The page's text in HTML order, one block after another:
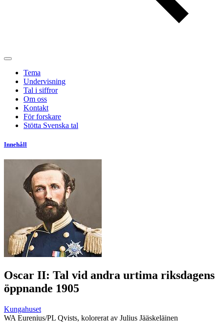
Tema
Undervisning
Tal i siffror
Om oss
Kontakt
För forskare
Stötta Svenska tal
Innehåll
Oscar II: Tal vid andra urtima riksdagens
öppnande 1905
Kungahuset
WA Eurenius/PL Qvists, kolorerat av Julius Jääskeläinen